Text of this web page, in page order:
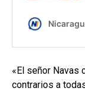
«El señor Navas
contrarios a